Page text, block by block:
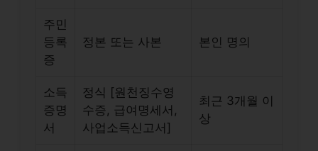
주민
등록
증
정본 또는 사본 본인 명의
소득
증명
서
정식 [원천징수영
수증, 급여명세서,
사업소득신고서]
최근 3개월 이
상